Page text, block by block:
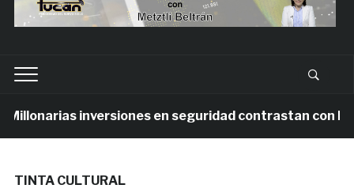
inversiones en seguridad contrastan con la
TINTA CULTURAL